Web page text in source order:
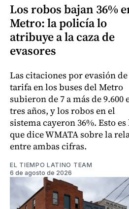
Los robos bajan 36%
Metro: la policía lo
atribuye a la caza de
evasores
Las citaciones por evasión de
tarifa en los buses del Metro
subieron de 7 a más de 9.600
tres años, y los robos en el
sistema cayeron 36%. Esto es
que dice WMATA sobre la
entre ambas cifras.
EL TIEMPO LATINO TEAM
6 de agosto de 2026